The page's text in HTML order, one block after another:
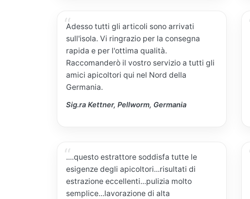
Adesso tutti gli articoli sono arrivati
sull'isola. Vi ringrazio per la consegna
rapida e per l'ottima qualità.
Raccomanderò il vostro servizio a tutti gli
amici apicoltori qui nel Nord della
Germania.
Sig.ra Kettner, Pellworm, Germania
....questo estrattore soddisfa tutte le
esigenze degli apicoltori...risultati di
estrazione eccellenti...pulizia molto
semplice...lavorazione di alta